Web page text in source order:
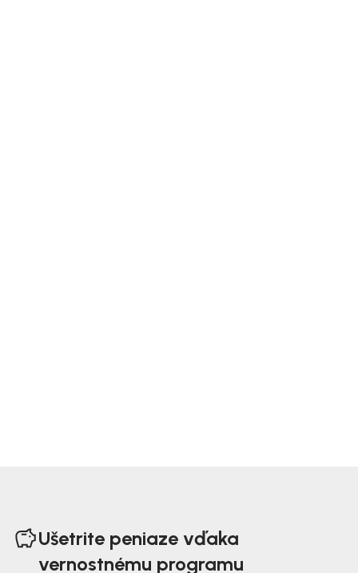
Ušetrite peniaze vďaka
vernostnému programu